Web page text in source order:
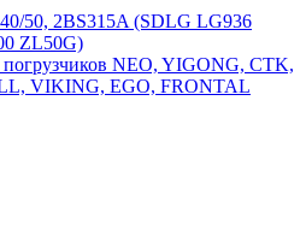
2BS315A (SDLG LG936
ZL50G)
NEO, YIGONG, CTK,
VIKING, EGO, FRONTAL